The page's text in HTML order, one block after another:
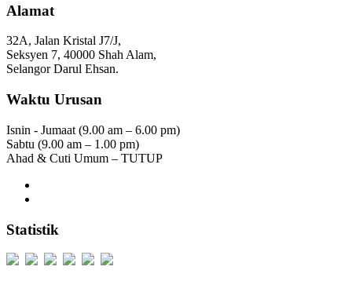
Alamat
32A, Jalan Kristal J7/J,
Seksyen 7, 40000 Shah Alam,
Selangor Darul Ehsan.
Waktu Urusan
Isnin - Jumaat (9.00 am – 6.00 pm)
Sabtu (9.00 am – 1.00 pm)
Ahad & Cuti Umum – TUTUP
Statistik